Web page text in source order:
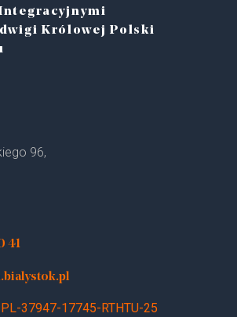
Królowej Polski
96,
41
37947-17745-RTHTU-25